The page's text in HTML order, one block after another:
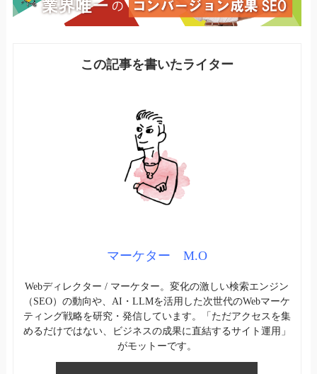
マーケター M.O
Webディレクター / マーケター。変化の激しい検索エンジン
（SEO）の動向や、AI・LLMを活用した次世代のWebマーケ
ティング戦略を研究・発信しています。「ただアクセスを集
めるだけではない、ビジネスの成果に直結するサイト運用」
がモットーです。